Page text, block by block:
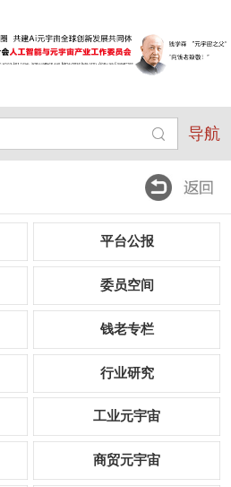
导航
平台公报
委员空间
钱老专栏
行业研究
工业元宇宙
商贸元宇宙